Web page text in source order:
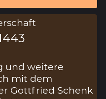
und weitere
mit dem
Gottfried Schenk